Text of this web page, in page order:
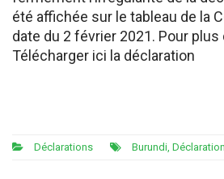
été affichée sur le tableau de la
date du 2 février 2021. Pour plus
Télécharger ici la déclaration
Déclarations Burundi, Déclaration